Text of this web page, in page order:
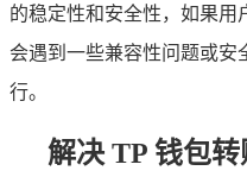
的稳定性和安全性，如果用
会遇到一些兼容性问题或安
行。
解决 TP 钱包